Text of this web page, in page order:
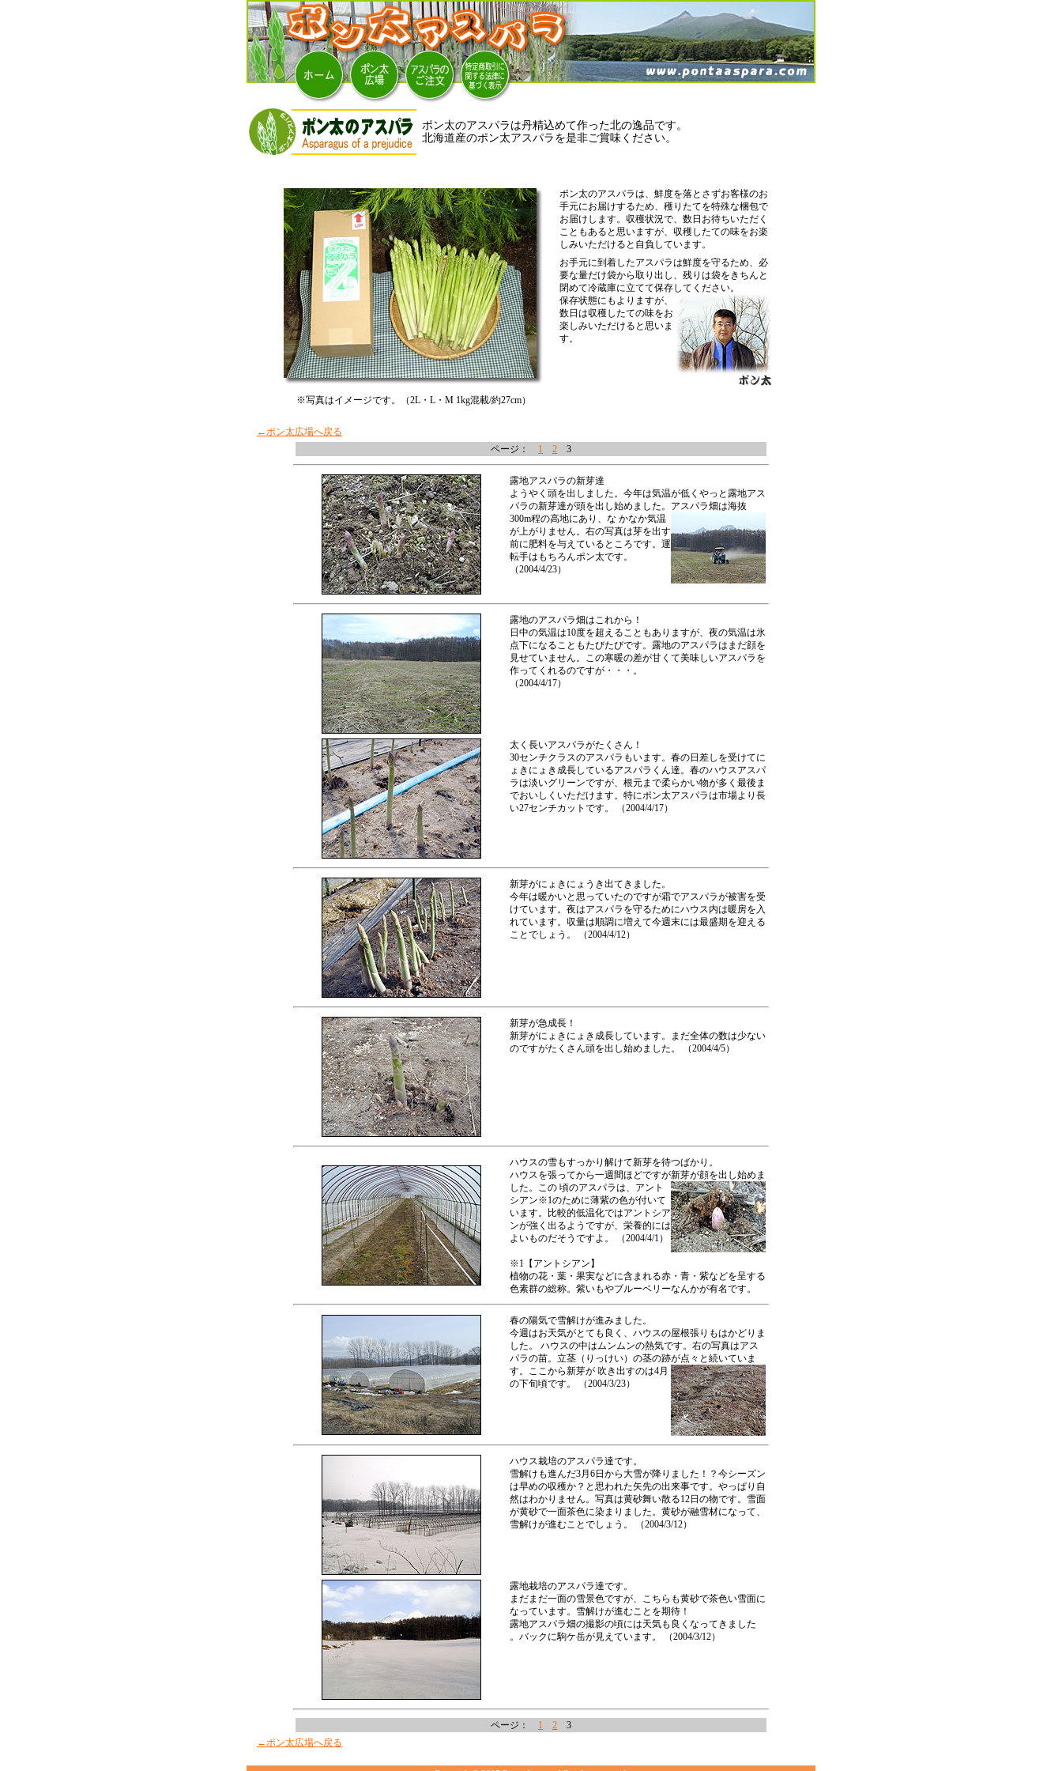
ポン太のアスパラは丹精込めて作った北の逸品です。
北海道産のポン太アスパラを是非ご賞味ください。
ポン太のアスパラは、鮮度を落とさずお客様のお
手元にお届けするため、穫りたてを特殊な梱包で
お届けします。収穫状況で、数日お待ちいただく
こともあると思いますが、収穫したての味をお楽
しみいただけると自負しています。
お手元に到着したアスパラは鮮度を守るため、必
要な量だけ袋から取り出し、残りは袋をきちんと
閉めて冷蔵庫に立てて保存してください。
保存状態にもよりますが、
数日は収穫したての味をお
楽しみいただけると思いま
す。
※写真はイメージです。（2L・L・M 1kg混載/約27cm）
←ポン太広場へ戻る
ページ： 1 2 3
露地アスパラの新芽達
ようやく頭を出しました。今年は気温が低くやっと露地アス
パラの新芽達が頭を出し始めました。アスパラ畑は海抜
300m程の高地にあり、な かなか気温
が上がりません。右の写真は芽を出す
前に肥料を与えているところです。運
転手はもちろんポン太です。
（2004/4/23）
露地のアスパラ畑はこれから！
日中の気温は10度を超えることもありますが、夜の気温は氷
点下になることもたびたびです。露地のアスパラはまだ顔を
見せていません。この寒暖の差が甘くて美味しいアスパラを
作ってくれるのですが・・・。
（2004/4/17）
太く長いアスパラがたくさん！
30センチクラスのアスパラもいます。春の日差しを受けてに
ょきにょき成長しているアスパラくん達。春のハウスアスパ
ラは淡いグリーンですが、根元まで柔らかい物が多く最後ま
でおいしくいただけます。特にポン太アスパラは市場より長
い27センチカットです。 （2004/4/17）
新芽がにょきにょうき出てきました。
今年は暖かいと思っていたのですが霜でアスパラが被害を受
けています。夜はアスパラを守るためにハウス内は暖房を入
れています。収量は順調に増えて今週末には最盛期を迎える
ことでしょう。 （2004/4/12）
新芽が急成長！
新芽がにょきにょき成長しています。まだ全体の数は少ない
のですがたくさん頭を出し始めました。 （2004/4/5）
ハウスの雪もすっかり解けて新芽を待つばかり。
ハウスを張ってから一週間ほどですが新芽が顔を出し始めま
した。この 頃のアスパラは、アント
シアン※1のために薄紫の色が付いて
います。比較的低温化ではアントシア
ンが強く出るようですが、栄養的には
よいものだそうですよ。 （2004/4/1）
※1【アントシアン】
植物の花・葉・果実などに含まれる赤・青・紫などを呈する
色素群の総称。紫いもやブルーベリーなんかが有名です。
春の陽気で雪解けが進みました。
今週はお天気がとても良く、ハウスの屋根張りもはかどりま
した。 ハウスの中はムンムンの熱気です。右の写真はアス
パラの苗。立茎（りっけい）の茎の跡が点々と続いていま
す。ここから新芽が 吹き出すのは4月
の下旬頃です。 （2004/3/23）
ハウス栽培のアスパラ達です。
雪解けも進んだ3月6日から大雪が降りました！？今シーズン
は早めの収穫か？と思われた矢先の出来事です。やっぱり自
然はわかりません。写真は黄砂舞い散る12日の物です。雪面
が黄砂で一面茶色に染まりました。黄砂が融雪材になって、
雪解けが進むことでしょう。 （2004/3/12）
露地栽培のアスパラ達です。
まだまだ一面の雪景色ですが、こちらも黄砂で茶色い雪面に
なっています。雪解けが進むことを期待！
露地アスパラ畑の撮影の頃には天気も良くなってきました
。バックに駒ケ岳が見えています。 （2004/3/12）
ページ： 1 2 3
←ポン太広場へ戻る